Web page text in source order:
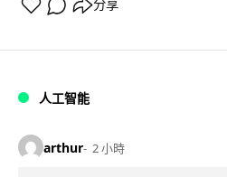
分享
人工智能
arthur 2 小時